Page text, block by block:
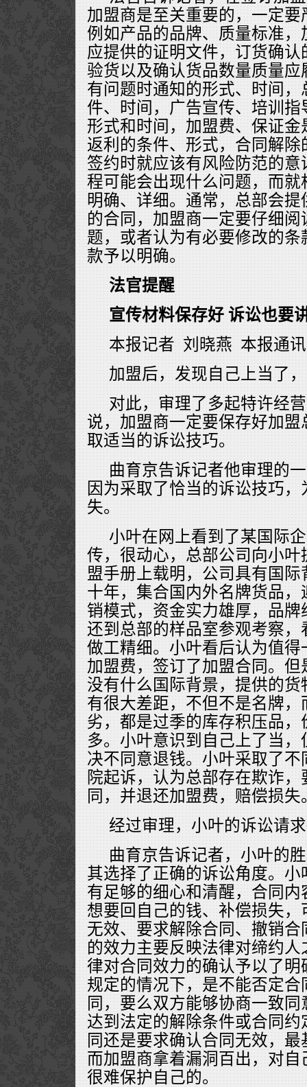
加盟商是至关重要的，一定
例如产品的品牌、质量标准
应提供的证明文件，订货确
验货以及确认货品数量质量
有问题时通知的形式、时间
件、时间，广告宣传、培训
形式和时间，加盟费、保证
返利的条件、形式，合同解
签约时就应该有风险防范的
程可能会出现什么问题，而
明确、详细。通常，总部会
的合同，加盟商一定要仔细
题，或者认为有必要修改的
款予以明确。
法官提醒
宣传材料保存好 诉讼也要
本报记者 刘晓燕 本报通
加盟后，发现自己上当了
对此，审理了多起特许经
说，加盟商一定要保存好加
取适当的诉讼技巧。
曲育京告诉记者他审理的
因为采取了恰当的诉讼技巧
失。
小叶在网上看到了某国际
传，很动心，总部公司向小
盟手册上载明，公司具有国
十年，集合国内外名牌货品
销模式，资金实力雄厚，品
还到总部的样品室参观考察
做工精细。小叶看后认为值
加盟费，签订了加盟合同。
没有什么国际背景，提供的
有很大差距，不但不是名牌
劣，都是过季的库存积压品
多。小叶意识到自己上了当
决不同意退钱。小叶采取了
院起诉，认为总部存在欺诈
同，并退还加盟费，赔偿损失
经过审理，小叶的诉讼请
曲育京告诉记者，小叶的
其选择了正确的诉讼角度。
有足够的细心和清醒，合同
想要回自己的钱、补偿损失
无效、要求解除合同、撤销
的效力主要反映法律对缔约
律对合同效力的确认予以了
规定的情况下，是不能否定
同，要么双方能够协商一致
达到法定的解除条件或合同
同还是要求确认合同无效，
而加盟商拿着漏洞百出，对
很难保护自己的。